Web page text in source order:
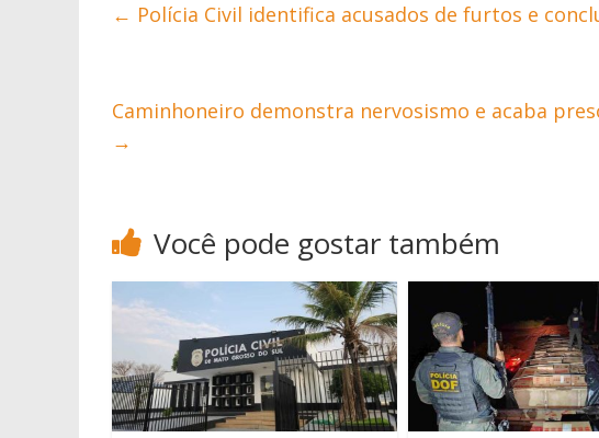
← Polícia Civil identifica acusados de furtos e
Caminhoneiro demonstra nervosismo e acaba
→
Você pode gostar também